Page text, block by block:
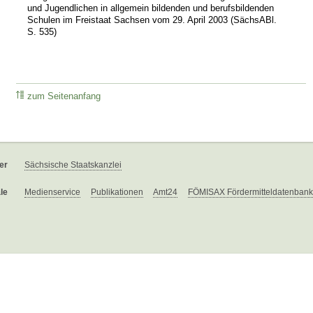
und Jugendlichen in allgemein bildenden und berufsbildenden
Schulen im Freistaat Sachsen vom 29. April 2003 (SächsABl.
S. 535)
zum Seitenanfang
Sächsische Staatskanzlei
Medienservice Publikationen Amt24 FÖMISAX Fördermitteldatenbank